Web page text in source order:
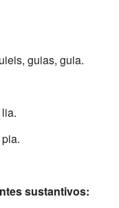
guias, guia.
sustantivos: